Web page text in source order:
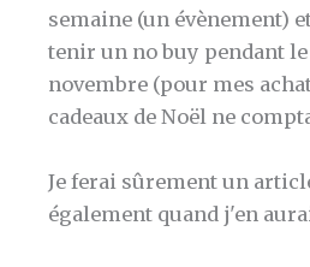
semaine (un évènement)
tenir un no buy pendant
novembre (pour mes
cadeaux de Noël ne
Je ferai sûrement un
également quand j'en